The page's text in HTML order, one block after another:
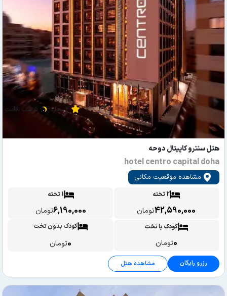
هتل سنترو کاپیتال دوحه
hotel centro capital doha
مشاهده موقعیت مکانی
4 ستاره 5 شب اقامت
2 تخته
42,590,000تومان
1 تخته
6,190,000تومان
کودک با تخت
0تومان
کودک بدون تخت
0تومان
رزرو رایگان مشاهده هتل